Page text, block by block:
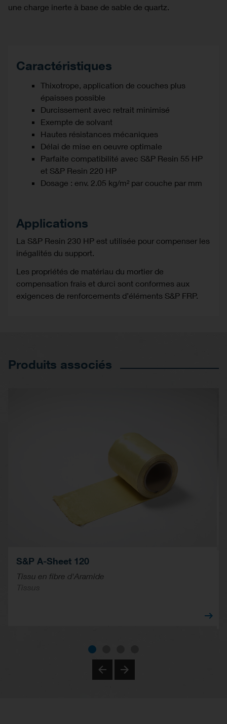
une charge inerte à base de sable de quartz.
Caractéristiques
Thixotrope, application de couches plus
épaisses possible
Durcissement avec retrait minimisé
Exempte de solvant
Hautes résistances mécaniques
Délai de mise en oeuvre optimale
Parfaite compatibilité avec S&P Resin 55 HP
et S&P Resin 220 HP
Dosage : env. 2.05 kg/m² par couche par mm
Applications
La S&P Resin 230 HP est utilisée pour compenser les
inégalités du support.
Les propriétés de matériau du mortier de
compensation frais et durci sont conformes aux
exigences de renforcements d’éléments S&P FRP.
Produits associés
S&P A-Sheet 120
Tissu en fibre d'Aramide
Tissus